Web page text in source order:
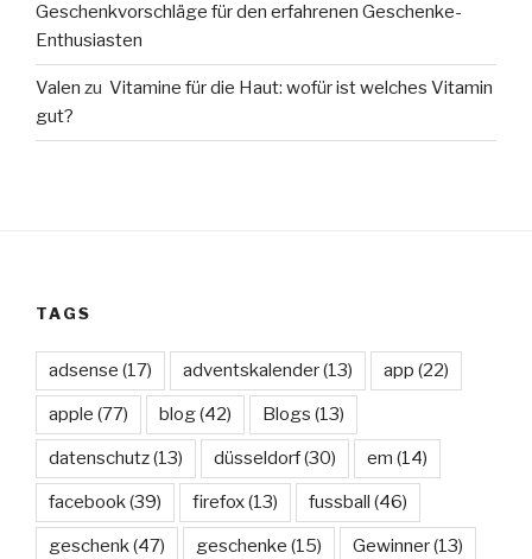
Geschenkvorschläge für den erfahrenen Geschenke-
Enthusiasten
Valen zu Vitamine für die Haut: wofür ist welches Vitamin
gut?
TAGS
adsense (17) adventskalender(13) app (22)
apple (77) blog(42) Blogs (13)
datenschutz(13) düsseldorf(30) em (14)
facebook(39) firefox(13) fussball (46)
geschenk(47) geschenke (15) Gewinner(13)